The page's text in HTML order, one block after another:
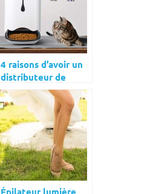
4 raisons d’avoir un
distributeur de
croquettes pour
chat chez soi
Épilateur lumière